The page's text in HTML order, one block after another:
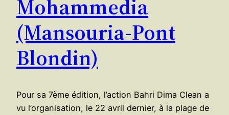
Mohammedia
(Mansouria-Pont
Blondin)
Pour sa 7ème édition, l’action Bahri Dima Clean a
vu l’organisation, le 22 avril dernier, à la plage de